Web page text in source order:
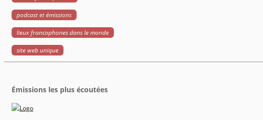
podcast et émissions
lieux francophones dans le monde
site web unique
Émissions les plus écoutées